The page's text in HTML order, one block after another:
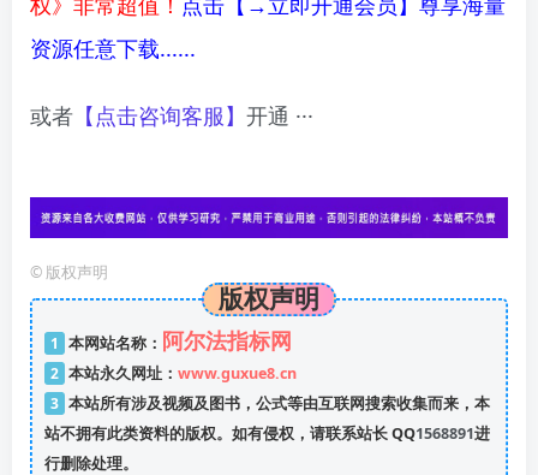
资源任意下载......
或者 【点击咨询客服】 开通 ···
© 版权声明
版权声明
1 本网站名称： 阿尔法指标网
2 本站永久网址： www.guxue8.cn
3 本站所有涉及视频及图书，公式等由互联网搜索收集而来，本
站不拥有此类资料的版权。如有侵权，请联系站长 QQ1568891进
行删除处理。